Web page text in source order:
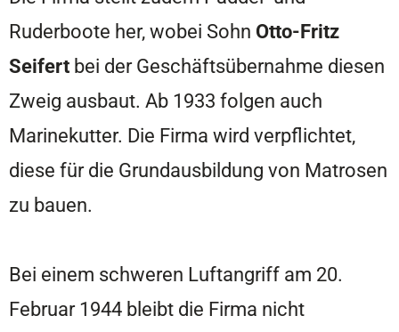
Ruderboote her, wobei Sohn Otto-Fritz
Seifert bei der Geschäftsübernahme diesen
Zweig ausbaut. Ab 1933 folgen auch
Marinekutter. Die Firma wird verpflichtet,
diese für die Grundausbildung von Matrosen
zu bauen.
Bei einem schweren Luftangriff am 20.
Februar 1944 bleibt die Firma nicht